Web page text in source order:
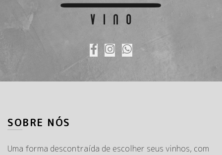
SOBRE NÓS
Uma forma descontraída de escolher seus vinhos, com